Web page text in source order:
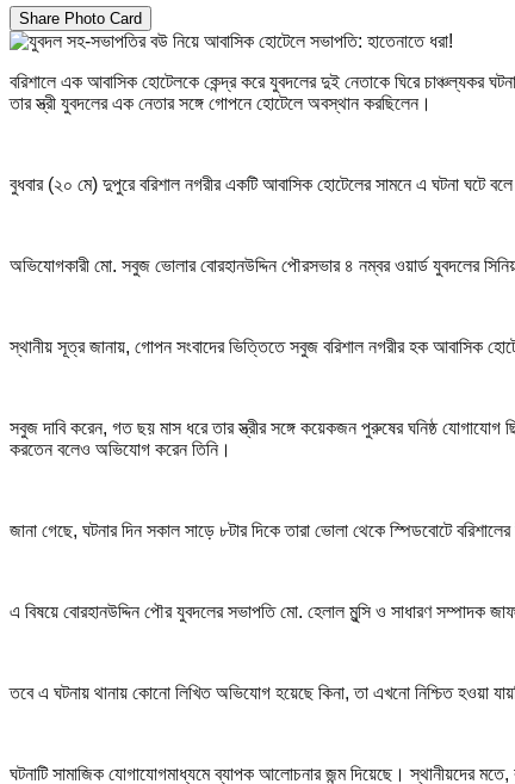
Share Photo Card
বরিশালে এক আবাসিক হোটেলকে কেন্দ্র করে যুবদলের দুই নেতাকে ঘিরে চাঞ্চল্যকর
তার স্ত্রী যুবদলের এক নেতার সঙ্গে গোপনে হোটেলে অবস্থান করছিলেন।
বুধবার (২০ মে) দুপুরে বরিশাল নগরীর একটি আবাসিক হোটেলের সামনে এ ঘটনা ঘটে
অভিযোগকারী মো. সবুজ ভোলার বোরহানউদ্দিন পৌরসভার ৪ নম্বর ওয়ার্ড যুবদলের
স্থানীয় সূত্র জানায়, গোপন সংবাদের ভিত্তিতে সবুজ বরিশাল নগরীর হক আবাসিক
সবুজ দাবি করেন, গত ছয় মাস ধরে তার স্ত্রীর সঙ্গে কয়েকজন পুরুষের ঘনিষ্ঠ
করতেন বলেও অভিযোগ করেন তিনি।
জানা গেছে, ঘটনার দিন সকাল সাড়ে ৮টার দিকে তারা ভোলা থেকে স্পিডবোটে
এ বিষয়ে বোরহানউদ্দিন পৌর যুবদলের সভাপতি মো. হেলাল মুন্সি ও সাধারণ সম্পাদক
তবে এ ঘটনায় থানায় কোনো লিখিত অভিযোগ হয়েছে কিনা, তা এখনো নিশ্চিত হওয়া
ঘটনাটি সামাজিক যোগাযোগমাধ্যমে ব্যাপক আলোচনার জন্ম দিয়েছে। স্থানীয়দের